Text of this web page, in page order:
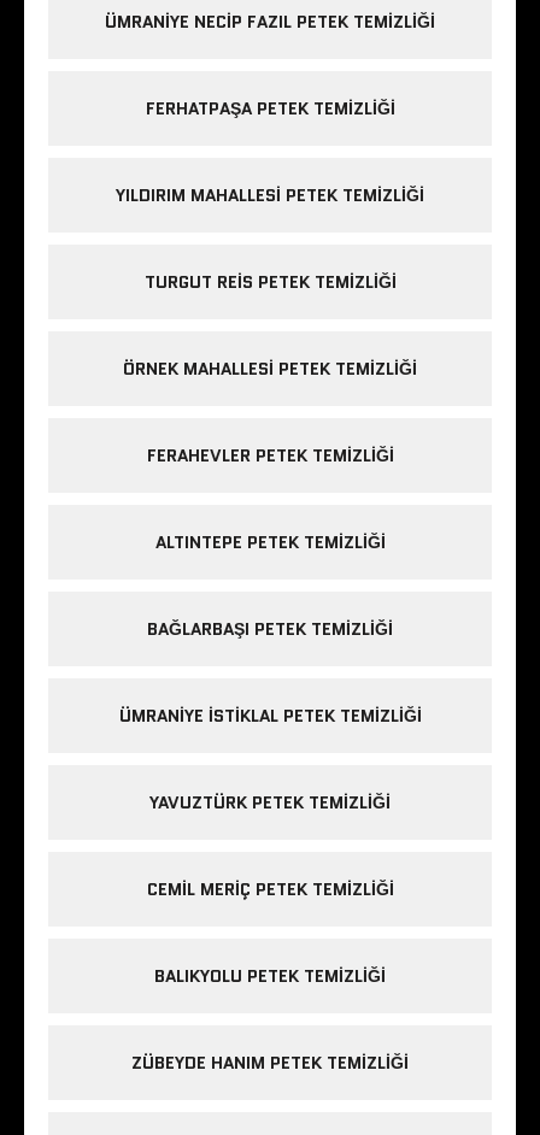
ÜMRANIYE NECIP FAZIL PETEK TEMIZLIĞI
FERHATPAŞA PETEK TEMIZLIĞI
YILDIRIM MAHALLESI PETEK TEMIZLIĞI
TURGUT REIS PETEK TEMIZLIĞI
ÖRNEK MAHALLESI PETEK TEMIZLIĞI
FERAHEVLER PETEK TEMIZLIĞI
ALTINTEPE PETEK TEMIZLIĞI
BAĞLARBAŞI PETEK TEMIZLIĞI
ÜMRANIYE ISTIKLAL PETEK TEMIZLIĞI
YAVUZTÜRK PETEK TEMIZLIĞI
CEMIL MERIÇ PETEK TEMIZLIĞI
BALIKYOLU PETEK TEMIZLIĞI
ZÜBEYDE HANIM PETEK TEMIZLIĞI